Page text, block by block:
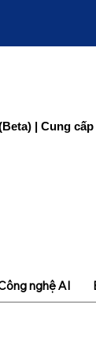
| Cung
nghệ AI